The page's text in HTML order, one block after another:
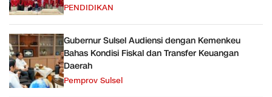
PENDIDIKAN
Gubernur Sulsel Audiensi dengan Kemenkeu
Bahas Kondisi Fiskal dan Transfer Keuangan
Daerah
Pemprov Sulsel